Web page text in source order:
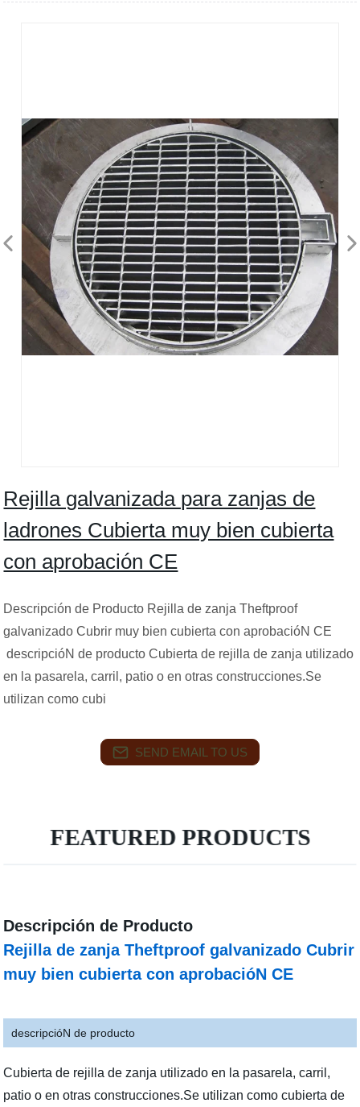
Rejilla galvanizada para zanjas de
ladrones Cubierta muy bien cubierta
con aprobación CE
Descripción de Producto Rejilla de zanja Theftproof
galvanizado Cubrir muy bien cubierta con aprobacióN CE
descripcióN de producto Cubierta de rejilla de zanja utilizado
en la pasarela, carril, patio o en otras construcciones.Se
utilizan como cubi
SEND EMAIL TO US
FEATURED PRODUCTS
Descripción de Producto
Rejilla de zanja Theftproof galvanizado Cubrir
muy bien cubierta con aprobacióN CE
descripcióN de producto
Cubierta de rejilla de zanja utilizado en la pasarela, carril,
patio o en otras construcciones.Se utilizan como cubierta de